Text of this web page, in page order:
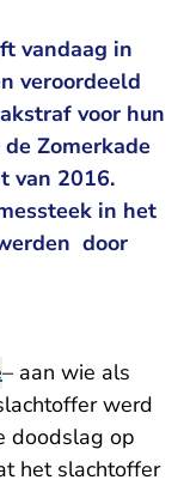
vandaag in
veroordeeld
voor hun
Zomerkade
van 2016.
in het
door
– aan wie als
werd
doodslag op
het slachtoffer